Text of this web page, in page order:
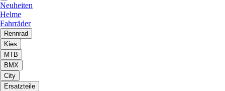
Neuheiten
Helme
Fahrräder
Rennrad
Kies
MTB
BMX
City
Ersatzteile